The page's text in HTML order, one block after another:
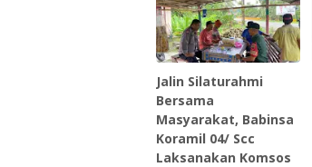
Jalin Silaturahmi
Bersama
Masyarakat, Babinsa
Koramil 04/ Scc
Laksanakan Komsos